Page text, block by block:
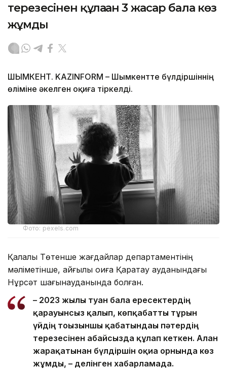
терезесінен құлаған 3 жасар бала көз
жұмды
ШЫМКЕНТ. KAZINFORM – Шымкентте бүлдіршіннің
өліміне әкелген оқиға тіркелді.
Фото: pexels.com
Қалалық Төтенше жағдайлар департаментінің
мәліметінше, қайғылы оқиға Қаратау ауданындағы
Нұрсәт шағынауданында болған.
– 2023 жылы туған бала ересектердің
қарауынсыз қалып, көпқабатты тұрғын
үйдің тоғызыншы қабатындағы пәтердің
терезесінен абайсызда құлап кеткен. Алған
жарақатынан бүлдіршін оқиға орнында көз
жұмды, – делінген хабарламада.